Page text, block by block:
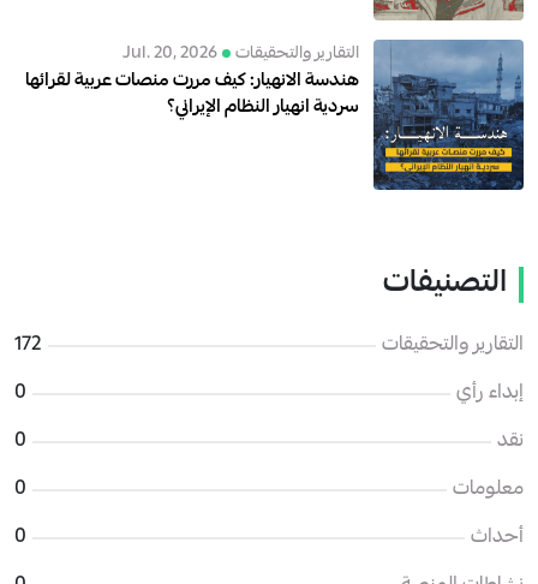
التقارير والتحقيقات Jul. 20, 2026
هندسة الانهيار: كيف مررت منصات عربية لقرائها
سردية انهيار النظام الإيراني؟
التصنيفات
التقارير والتحقيقات
172
إبداء رأي
0
نقد
0
معلومات
0
أحداث
0